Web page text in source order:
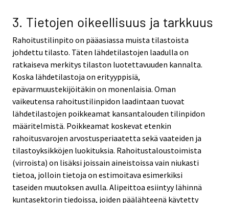
3. Tietojen oikeellisuus ja tarkkuus
Rahoitustilinpito on pääasiassa muista tilastoista
johdettu tilasto. Täten lähdetilastojen laadulla on
ratkaiseva merkitys tilaston luotettavuuden kannalta.
Koska lähdetilastoja on erityyppisiä,
epävarmuustekijöitäkin on monenlaisia. Oman
vaikeutensa rahoitustilinpidon laadintaan tuovat
lähdetilastojen poikkeamat kansantalouden tilinpidon
määritelmistä. Poikkeamat koskevat etenkin
rahoitusvarojen arvostusperiaatetta sekä vaateiden ja
tilastoyksikköjen luokituksia. Rahoitustaloustoimista
(virroista) on lisäksi joissain aineistoissa vain niukasti
tietoa, jolloin tietoja on estimoitava esimerkiksi
taseiden muutoksen avulla. Alipeittoa esiintyy lähinnä
kuntasektorin tiedoissa, joiden päälähteenä käytetty